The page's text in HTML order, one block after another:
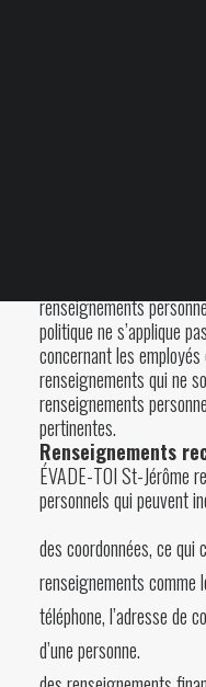
renseignements
politique ne s’applique
concernant les
renseignements qui ne
renseignements
pertinentes.
Renseignements
ÉVADE-TOI St-Jérôme
personnels qui peuvent
des coordonnées, ce qui
renseignements comme
téléphone, l’adresse de
d’une personne.